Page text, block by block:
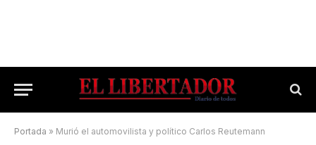
Portada » Murió el automovilista y político Carlos Reutemann